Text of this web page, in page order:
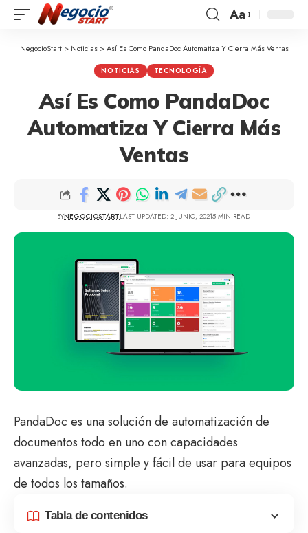
Aa
NegocioStart> Noticias>Así Es Como PandaDoc Automatiza Y Cierra Más Ventas
NOTICIAS TECNOLOGÍA
Así Es Como PandaDoc
Automatiza Y Cierra Más
Ventas
BYNEGOCIOSTARTLAST UPDATED: 2 JUNIO, 20215 MIN READ
PandaDoc es una solución de automatización de
documentos todo en uno con capacidades
avanzadas, pero simple y fácil de usar para equipos
de todos los tamaños.
Tabla de contenidos